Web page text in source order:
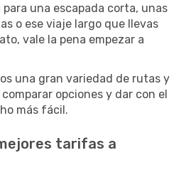
para una escapada corta, unas
o ese viaje largo que llevas
vale la pena empezar a
una gran variedad de rutas y
opciones y dar con el
más fácil.
tarifas a